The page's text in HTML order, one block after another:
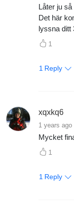
Låter ju så
Det här
lyssna ditt
1
1 Reply
xqxkq6
1 years ago
Mycket
1
1 Reply